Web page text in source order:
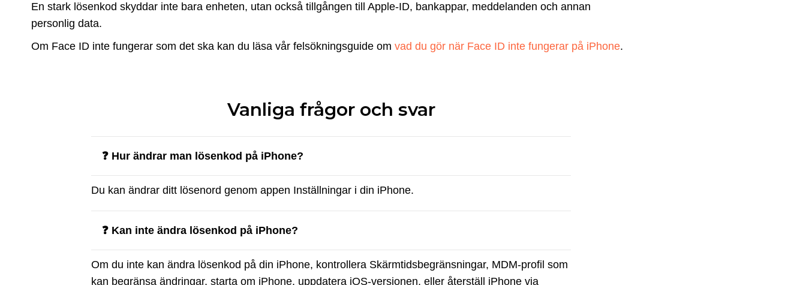
En stark lösenkod skyddar inte bara enheten, utan också tillgången till Apple-ID, bankappar, meddelanden och annan
personlig data.
Om Face ID inte fungerar som det ska kan du läsa vår felsökningsguide om vad du gör när Face ID inte fungerar på iPhone.
Vanliga frågor och svar
❓ Hur ändrar man lösenkod på iPhone?
Du kan ändrar ditt lösenord genom appen Inställningar i din iPhone.
❓ Kan inte ändra lösenkod på iPhone?
Om du inte kan ändra lösenkod på din iPhone, kontrollera Skärmtidsbegränsningar, MDM-profil som
kan begränsa ändringar, starta om iPhone, uppdatera iOS-versionen, eller återställ iPhone via